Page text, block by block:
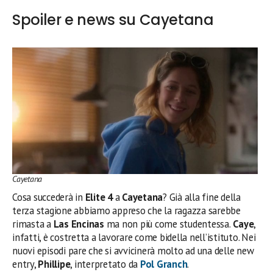
Spoiler e news su Cayetana
Cayetana
Cosa succederà in Elite 4aCayetana? Già alla fine della
terza stagione abbiamo appreso che la ragazza sarebbe
rimasta a Las Encinas ma non più come studentessa. Caye,
infatti, è costretta a lavorare come bidella nell’istituto. Nei
nuovi episodi pare che si avvicinerà molto ad una delle new
entry,Phillipe, interpretato da Pol Granch.